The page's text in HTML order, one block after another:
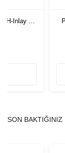
H-Inlay 53-
SON BAKTIĞINIZ